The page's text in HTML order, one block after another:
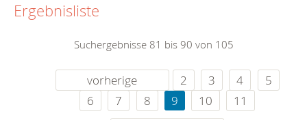
Ergebnisliste
Suchergebnisse 81 bis 90 von 105
vorherige 2 3 4
5
6
7 8 9 10
11